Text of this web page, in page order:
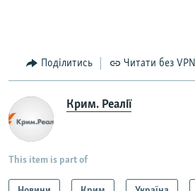
Поділитись Читати без VPN
Крим. Реалії
This item is part of